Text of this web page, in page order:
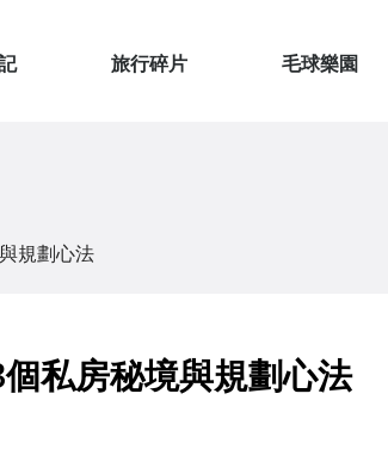
旅行碎片 毛球樂園
規劃心法
私房秘境與規劃心法